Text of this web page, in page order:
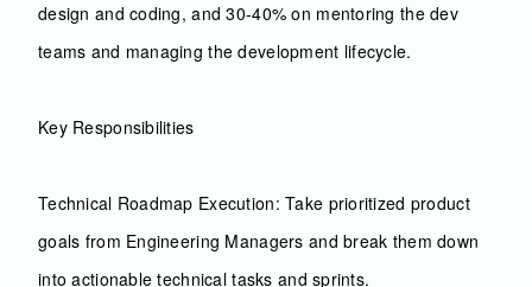
design and coding, and 30-40% on mentoring the dev
teams and managing the development lifecycle.
Key Responsibilities
Technical Roadmap Execution: Take prioritized product
goals from Engineering Managers and break them down
into actionable technical tasks and sprints.